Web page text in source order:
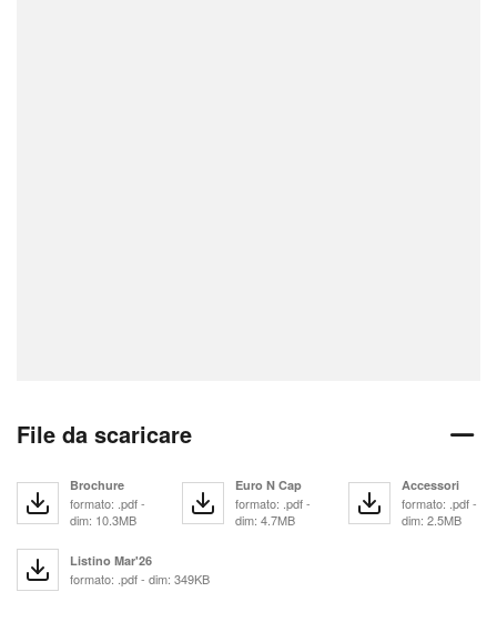
File da scaricare
Brochure
formato: .pdf -
dim: 10.3MB
Euro N Cap
formato: .pdf -
dim: 4.7MB
Accessori
formato: .pdf -
dim: 2.5MB
Listino Mar'26
formato: .pdf - dim: 349KB